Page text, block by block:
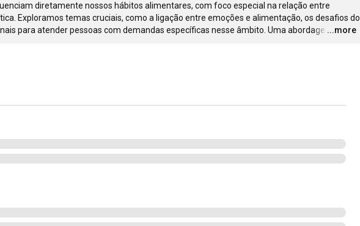
diretamente nossos hábitos alimentares, com foco especial na relação entre
Exploramos temas cruciais, como a ligação entre emoções e alimentação, os desafios do
para atender pessoas com demandas específicas nesse âmbito. Uma abordage …
...more